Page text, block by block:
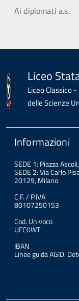
Ai diplomati a.s.
Liceo
Liceo Classico
delle Scienze
Informazioni
SEDE 1: Piazza
SEDE 2: Via Carlo
20129, Milano
C.F. / P.IVA
80107250153
Cod. Univoco
UFC0WT
IBAN
Linee guida AGID.